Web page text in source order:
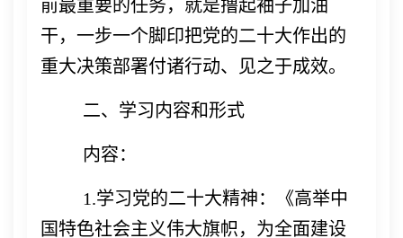
前最重要的任务，就是撸起袖子加油
干，一步一个脚印把党的二十大作出的
重大决策部署付诸行动、见之于成效。
二、学习内容和形式
内容：
1.学习党的二十大精神：《高举中
国特色社会主义伟大旗帜，为全面建设